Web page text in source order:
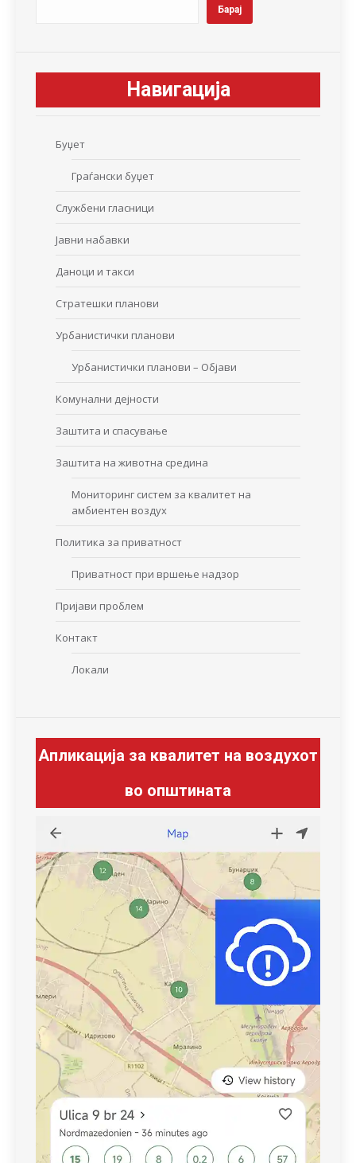
Барај
Навигација
Буџет
Граѓански буџет
Службени гласници
Јавни набавки
Даноци и такси
Стратешки планови
Урбанистички планови
Урбанистички планови – Објави
Комунални дејности
Заштита и спасување
Заштита на животна средина
Мониторинг систем за квалитет на
амбиентен воздух
Политика за приватност
Приватност при вршење надзор
Пријави проблем
Контакт
Локали
Апликација за квалитет на воздухот
во општината